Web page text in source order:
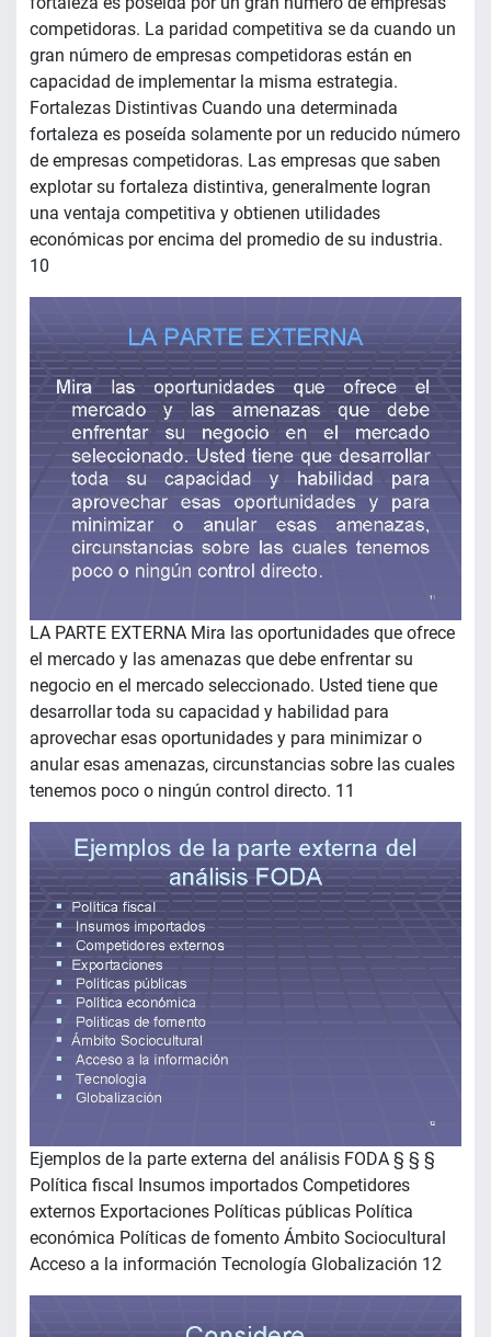
competidoras. La paridad competitiva se da cuando un
gran número de empresas competidoras están en
capacidad de implementar la misma estrategia.
Fortalezas Distintivas Cuando una determinada
fortaleza es poseída solamente por un reducido número
de empresas competidoras. Las empresas que saben
explotar su fortaleza distintiva, generalmente logran
una ventaja competitiva y obtienen utilidades
económicas por encima del promedio de su industria.
10
LA PARTE EXTERNA Mira las oportunidades que ofrece
el mercado y las amenazas que debe enfrentar su
negocio en el mercado seleccionado. Usted tiene que
desarrollar toda su capacidad y habilidad para
aprovechar esas oportunidades y para minimizar o
anular esas amenazas, circunstancias sobre las cuales
tenemos poco o ningún control directo. 11
Ejemplos de la parte externa del análisis FODA § § §
Política fiscal Insumos importados Competidores
externos Exportaciones Políticas públicas Política
económica Políticas de fomento Ámbito Sociocultural
Acceso a la información Tecnología Globalización 12